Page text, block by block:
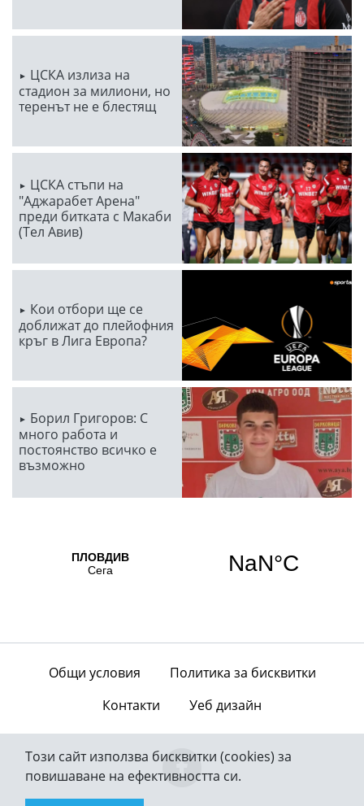
ЦСКА излиза на
стадион за милиони, но
теренът не е блестящ
ЦСКА стъпи на
"Аджарабет Арена"
преди битката с Макаби
(Тел Авив)
Кои отбори ще се
доближат до плейофния
кръг в Лига Европа?
Борил Григоров: С
много работа и
постоянство всичко е
възможно
Общи условия
Политика за бисквитки
Контакти
Уеб дизайн
Този сайт използва бисквитки (cookies) за
повишаване на ефективността си.